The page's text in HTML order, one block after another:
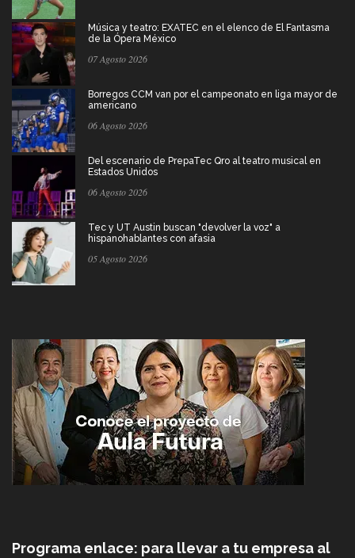
Música y teatro: EXATEC en el elenco de El Fantasma
de la Ópera México
07 Agosto 2026
Borregos CCM van por el campeonato en liga mayor de
americano
06 Agosto 2026
Del escenario de PrepaTec Qro al teatro musical en
Estados Unidos
06 Agosto 2026
Tec y UT Austin buscan "devolver la voz" a
hispanohablantes con afasia
05 Agosto 2026
Programa enlace: para llevar a tu empresa al